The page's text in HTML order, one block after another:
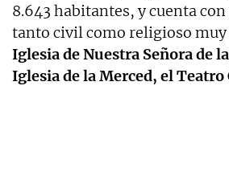
8.643 habitantes, y cuenta
tanto civil como religioso
Iglesia de Nuestra Señora de
Iglesia de la Merced, el